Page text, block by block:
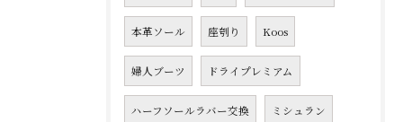
本革ソール 座刳り Koos
婦人ブーツ ドライプレミアム
ハーフソールラバー交換 ミシュラン